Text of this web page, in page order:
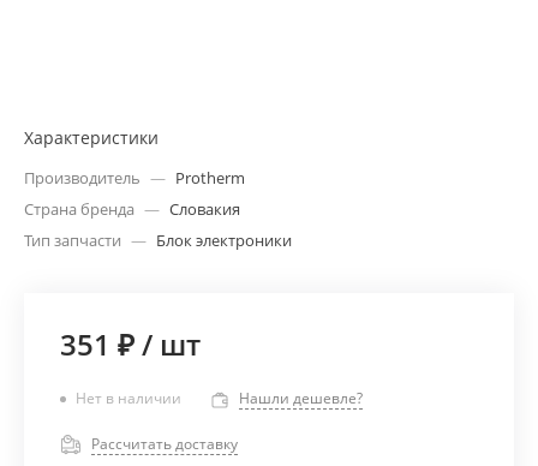
Характеристики
Производитель — Protherm
Страна бренда — Словакия
Тип запчасти — Блок электроники
351 ₽/ шт
Нет в наличии Нашли дешевле?
Рассчитать доставку